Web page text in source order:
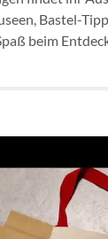
Bastel-
beim